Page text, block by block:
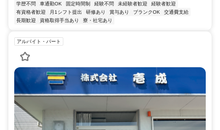
学歴不問
車通勤OK 固定時間制 経験不問 未経験者歓迎
経験者歓迎
有資格者歓迎
月1シフト提出 研修あり 賞与あり ブランクOK
交通費支給
長期歓迎
資格取得手当あり 寮・社宅あり
アルバイト・パート